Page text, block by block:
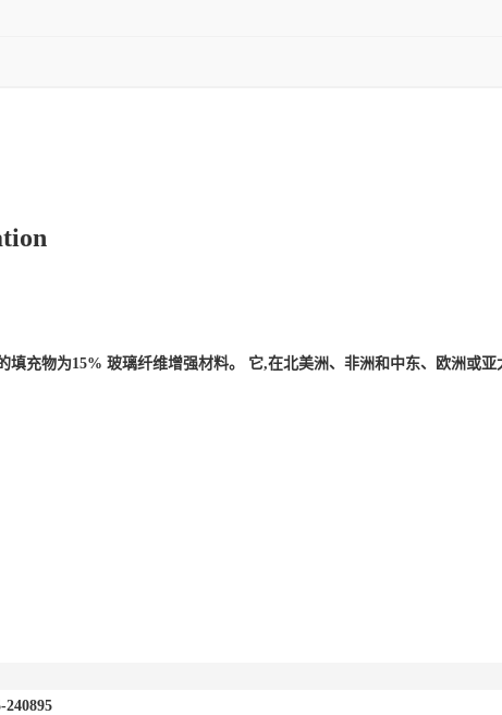
填充物为15% 玻璃纤维增强材料。 它,在北美洲、非洲和中东、欧洲或
240895